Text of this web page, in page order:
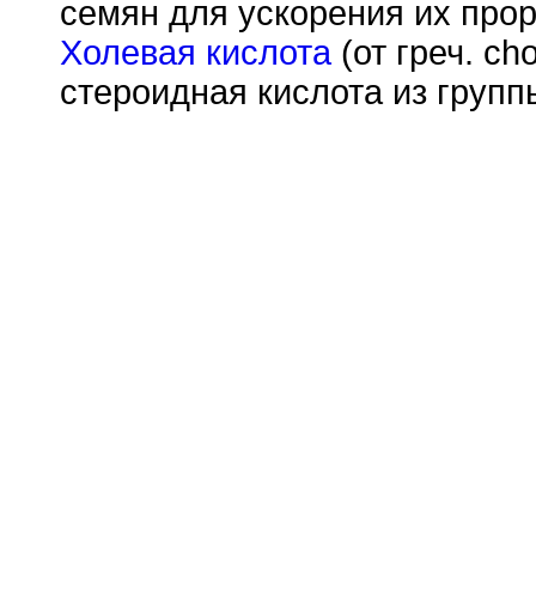
семян для ускорения их
Холевая кислота(от греч.
стероидная кислота из